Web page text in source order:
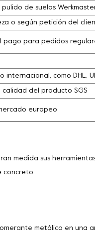
de suelos
o según petición del
pago para pedidos
internacional, como DHL,
calidad del producto SGS
europeo
medida sus
concreto.
metálico en una